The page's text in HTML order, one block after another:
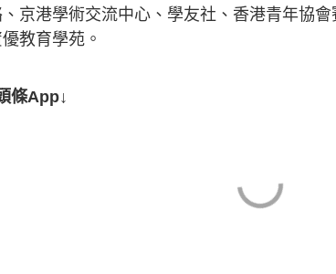
京港學術交流中心、學友社、香港青年協
教育學苑。
條App↓